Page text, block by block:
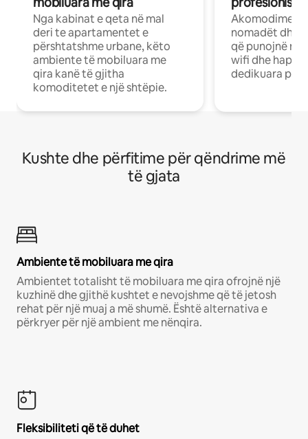
Nga kabinat e qeta në mal
deri te apartamentet e
përshtatshme urbane, këto
ambiente të mobiluara me
qira kanë të gjitha
komoditetet e një shtëpie.
Akomodime
nomadët dhe
që punojnë në
wifi dhe
dedikuara
Kushte dhe përfitime për qëndrime më
të gjata
Ambiente të mobiluara me qira
Ambientet totalisht të mobiluara me qira ofrojnë një
kuzhinë dhe gjithë kushtet e nevojshme që të jetosh
rehat për një muaj a më shumë. Është alternativa e
përkryer për një ambient me nënqira.
Fleksibiliteti që të duhet